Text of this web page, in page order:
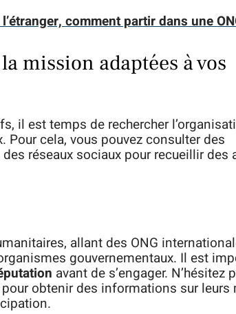
comment partir dans une
mission adaptées à vos
il est temps de rechercher
cela, vous pouvez consulter des
réseaux sociaux pour recueillir des
allant des ONG
gouvernementaux. Il est
avant de s’engager. N’hésitez
obtenir des informations sur leurs